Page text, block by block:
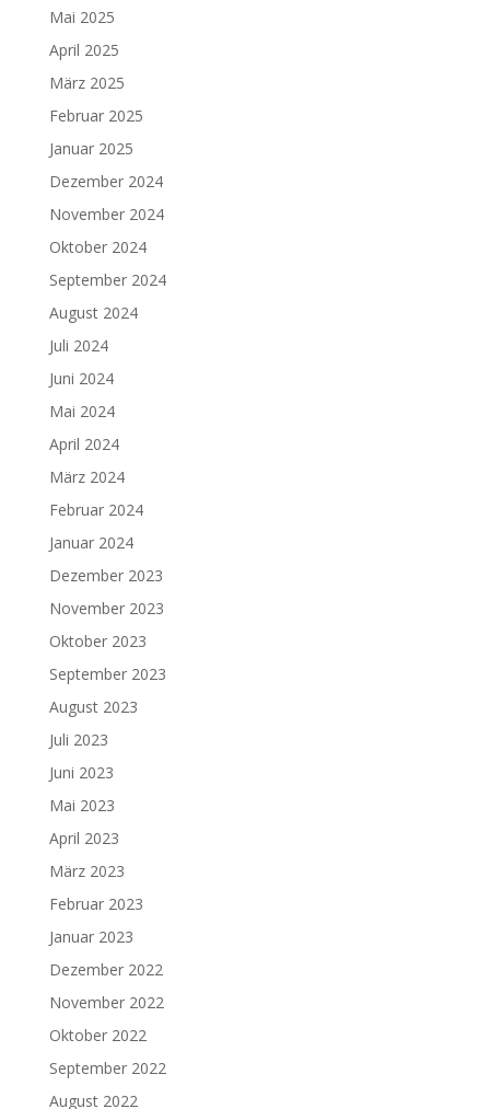
Mai 2025
April 2025
März 2025
Februar 2025
Januar 2025
Dezember 2024
November 2024
Oktober 2024
September 2024
August 2024
Juli 2024
Juni 2024
Mai 2024
April 2024
März 2024
Februar 2024
Januar 2024
Dezember 2023
November 2023
Oktober 2023
September 2023
August 2023
Juli 2023
Juni 2023
Mai 2023
April 2023
März 2023
Februar 2023
Januar 2023
Dezember 2022
November 2022
Oktober 2022
September 2022
August 2022